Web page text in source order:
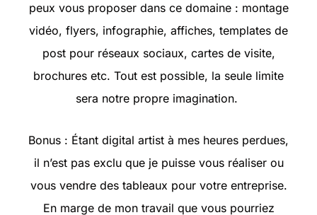
peux vous proposer dans ce domaine : montage
vidéo, flyers, infographie, affiches, templates de
post pour réseaux sociaux, cartes de visite,
brochures etc. Tout est possible, la seule limite
sera notre propre imagination.
Bonus : Étant digital artist à mes heures perdues,
il n’est pas exclu que je puisse vous réaliser ou
vous vendre des tableaux pour votre entreprise.
En marge de mon travail que vous pourriez